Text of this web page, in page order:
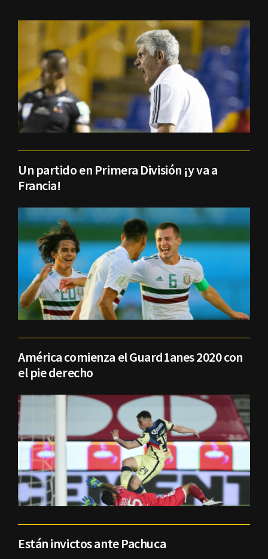
Un partido en Primera División ¡y va a
Francia!
América comienza el Guard1anes 2020 con
el pie derecho
Están invictos ante Pachuca